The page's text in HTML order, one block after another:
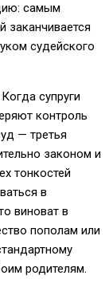
самым
заканчивается
судейского
супруги
контроль
— третья
законом и
тонкостей
в
виноват в
пополам или
родителям.